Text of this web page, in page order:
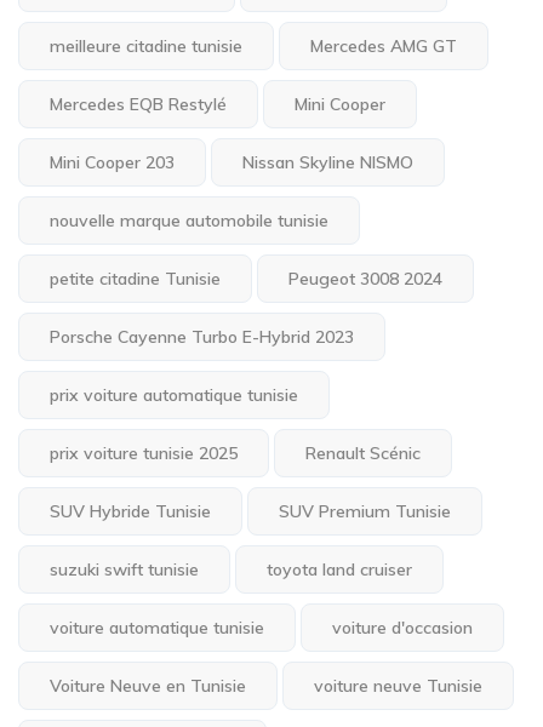
meilleure citadine tunisie Mercedes AMG GT
Mercedes EQB Restylé Mini Cooper
Mini Cooper 203 Nissan Skyline NISMO
nouvelle marque automobile tunisie
petite citadine Tunisie Peugeot 3008 2024
Porsche Cayenne Turbo E-Hybrid 2023
prix voiture automatique tunisie
prix voiture tunisie 2025 Renault Scénic
SUV Hybride Tunisie SUV Premium Tunisie
suzuki swift tunisie toyota land cruiser
voiture automatique tunisie voiture d'occasion
Voiture Neuve en Tunisie voiture neuve Tunisie